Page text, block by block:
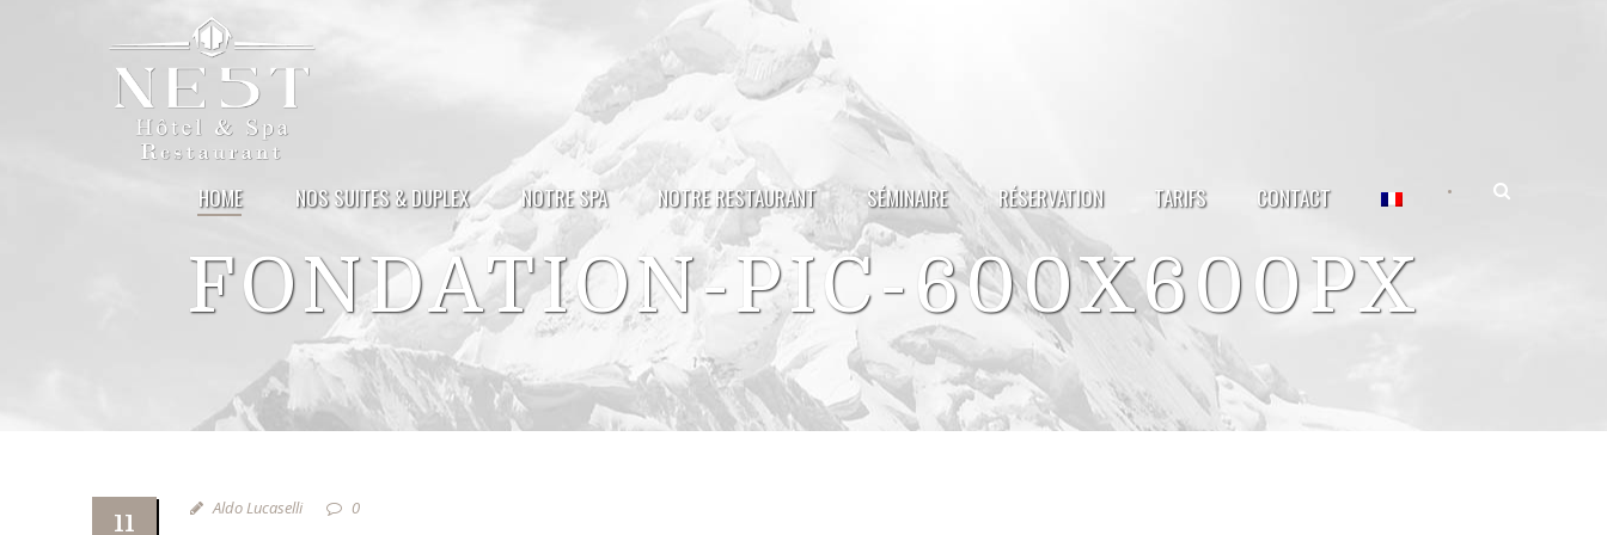
HOME NOS SUITES & DUPLEX NOTRE SPA NOTRE RESTAURANT SÉMINAIRE RÉSERVATION TARIFS CONTACT •
FONDATION-PIC-600X600PX
11
Aldo Lucaselli 0